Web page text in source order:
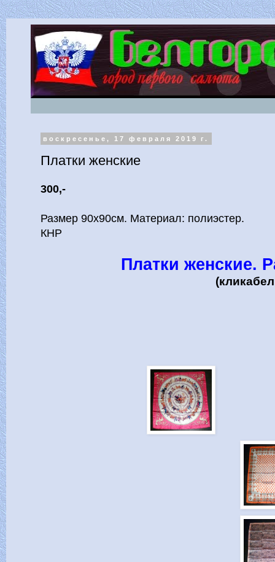
воскресенье, 17 февраля 2019 г.
Платки женские
300,-
Размер 90х90см. Материал: полиэстер.
КНР
Платки женские.